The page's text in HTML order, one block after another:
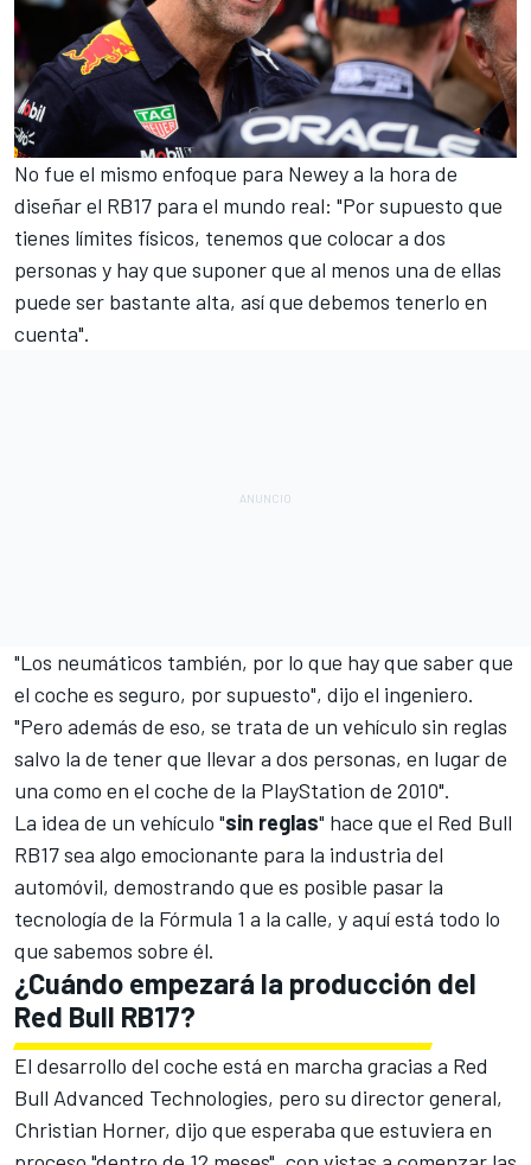
No fue el mismo enfoque para Newey a la hora de
diseñar el RB17 para el mundo real: "Por supuesto que
tienes límites físicos, tenemos que colocar a dos
personas y hay que suponer que al menos una de ellas
puede ser bastante alta, así que debemos tenerlo en
cuenta".
"Los neumáticos también, por lo que hay que saber que
el coche es seguro, por supuesto", dijo el ingeniero.
"Pero además de eso, se trata de un vehículo sin reglas
salvo la de tener que llevar a dos personas, en lugar de
una como en el coche de la PlayStation de 2010".
La idea de un vehículo "sin reglas" hace que el Red Bull
RB17 sea algo emocionante para la industria del
automóvil, demostrando que es posible pasar la
tecnología de la Fórmula 1 a la calle, y aquí está todo lo
que sabemos sobre él.
¿Cuándo empezará la producción del
Red Bull RB17?
El desarrollo del coche está en marcha gracias a Red
Bull Advanced Technologies, pero su director general,
Christian Horner, dijo que esperaba que estuviera en